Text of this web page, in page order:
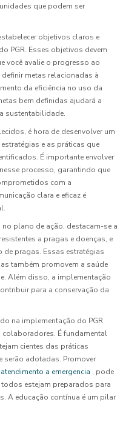
que podem ser
objetivos claros e
PGR. Esses objetivos devem
você avalie o progresso ao
metas relacionadas à
da eficiência no uso da
bem definidas ajudará a
sustentabilidade.
é hora de desenvolver um
e as práticas que
É importante envolver
processo, garantindo que
com a
clara e eficaz é
plano de ação, destacam-se a
a pragas e doenças, e
de pragas. Essas estratégias
também promovem a saúde
Além disso, a implementação
para a conservação da
na implementação do PGR
colaboradores. É fundamental
cientes das práticas
serão adotadas. Promover
a emergencia , pode
todos estejam preparados para
A educação contínua é um pilar